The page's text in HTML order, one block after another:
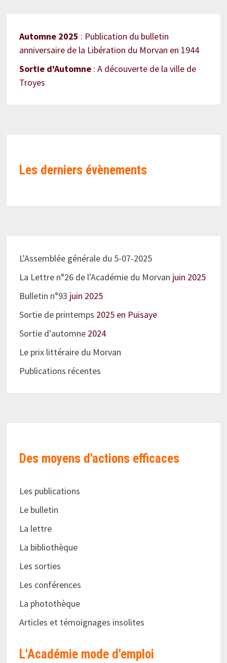
Automne 2025 : Publication du bulletin
anniversaire de la Libération du Morvan en 1944
Sortie d'Automne : A découverte de la ville de
Troyes
Les derniers évènements
L'Assemblée générale du 5-07-2025
La Lettre n°26 de l'Académie du Morvan juin 2025
Bulletin n°93 juin 2025
Sortie de printemps 2025 en Puisaye
Sortie d'automne2024
Le prix littéraire du Morvan
Publications récentes
Des moyens d'actions efficaces
Les publications
Le bulletin
La lettre
La bibliothèque
Les sorties
Les conférences
La photothèque
Articles et témoignages insolites
L'Académie mode d'emploi